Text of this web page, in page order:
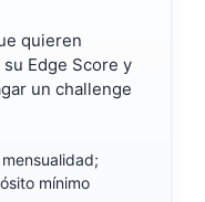
quieren
Edge Score y
un challenge
mínimo